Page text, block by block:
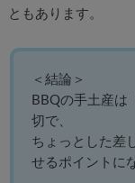
ともあります。
＜結論＞
BBQの手土産は
切で、
ちょっとした差
せるポイントに